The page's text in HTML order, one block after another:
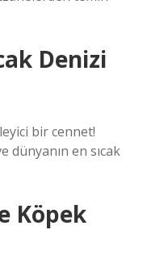
Denizi
bir cennet!
dünyanın en sıcak
Köpek